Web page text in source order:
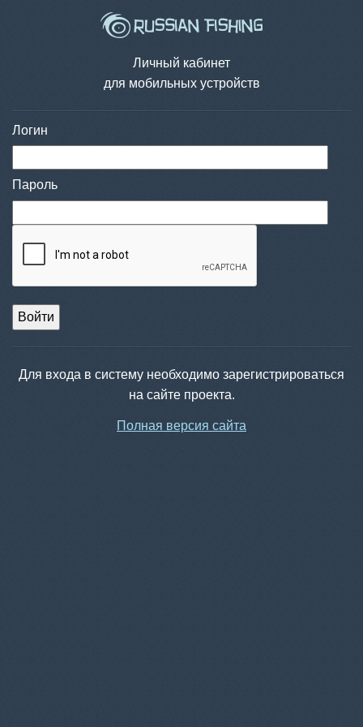
Личный кабинет
для мобильных устройств
Логин
Пароль
Войти
Для входа в систему необходимо зарегистрироваться
на сайте проекта.
Полная версия сайта